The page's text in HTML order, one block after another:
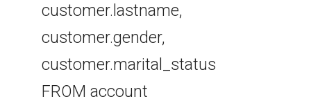
customer.lastname,
customer.gender,
customer.marital_status
FROM account